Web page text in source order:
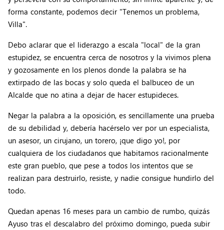
forma constante, podemos decir "Tenemos un problema,
Villa".
Debo aclarar que el liderazgo a escala "local" de la gran
estupidez, se encuentra cerca de nosotros y la vivimos plena
y gozosamente en los plenos donde la palabra se ha
extirpado de las bocas y solo queda el balbuceo de un
Alcalde que no atina a dejar de hacer estupideces.
Negar la palabra a la oposición, es sencillamente una prueba
de su debilidad y, debería hacérselo ver por un especialista,
un asesor, un cirujano, un torero, ¡que digo yo!, por
cualquiera de los ciudadanos que habitamos racionalmente
este gran pueblo, que pese a todos los intentos que se
realizan para destruirlo, resiste, y nadie consigue hundirlo del
todo.
Quedan apenas 16 meses para un cambio de rumbo, quizás
Ayuso tras el descalabro del próximo domingo, pueda subir